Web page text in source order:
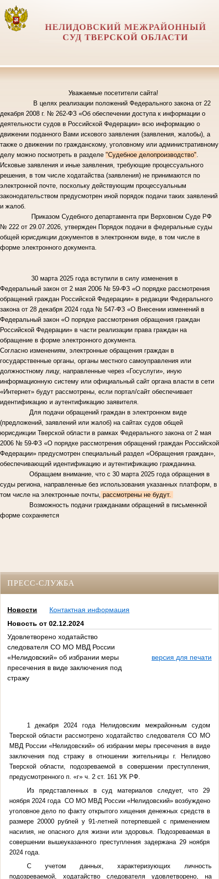
НЕЛИДОВСКИЙ МЕЖРАЙОННЫЙ
СУД ТВЕРСКОЙ ОБЛАСТИ
Уважаемые посетители сайта!
В целях реализации положений Федерального закона от 22
декабря 2008 г. № 262-ФЗ «Об обеспечении доступа к информации о
деятельности судов в Российской Федерации» всю информацию о
движении поданного Вами искового заявления (заявления, жалобы), а
также о движении по гражданскому, уголовному или административному
делу можно посмотреть в разделе "Судебное делопроизводство".
Исковые заявления и иные заявления, требующие процессуального
решения, в том числе ходатайства (заявления) не принимаются по
электронной почте, поскольку действующим процессуальным
законодательством предусмотрен иной порядок подачи таких заявлений
и жалоб.
Приказом Судебного департамента при Верховном Суде РФ
№ 222 от 29.07.2026, утвержден Порядок подачи в федеральные суды
общей юрисдикции документов в электронном виде, в том числе в
форме электронного документа.
30 марта 2025 года вступили в силу изменения в
Федеральный закон от 2 мая 2006 № 59-ФЗ «О порядке рассмотрения
обращений граждан Российской Федерации» в редакции Федерального
закона от 28 декабря 2024 года № 547-ФЗ «О Внесении изменений в
Федеральный закон «О порядке рассмотрения обращения граждан
Российской Федерации» в части реализации права граждан на
обращение в форме электронного документа.
Согласно изменениям, электронные обращения граждан в
государственные органы, органы местного самоуправления или
должностному лицу, направленные через «Госуслуги», иную
информационную систему или официальный сайт органа власти в сети
«Интернет» будут рассмотрены, если портал/сайт обеспечивает
идентификацию и аутентификацию заявителя.
Для подачи обращений граждан в электронном виде
(предложений, заявлений или жалоб) на сайтах судов общей
юрисдикции Тверской области в рамках Федерального закона от 2 мая
2006 № 59-ФЗ «О порядке рассмотрения обращений граждан Российской
Федерации» предусмотрен специальный раздел «Обращения граждан»,
обеспечивающий идентификацию и аутентификацию гражданина.
Обращаем внимание, что с 30 марта 2025 года обращения в
суды региона, направленные без использования указанных платформ, в
том числе на электронные почты, рассмотрены не будут.
Возможность подачи гражданами обращений в письменной
форме сохраняется
ПРЕСС-СЛУЖБА
Новости
Контактная информация
Новость от 02.12.2024
Удовлетворено ходатайство
следователя СО МО МВД России
«Нелидовский» об избрании меры
пресечения в виде заключения под
стражу
версия для печати
1 декабря 2024 года Нелидовским межрайонным судом
Тверской области рассмотрено ходатайство следователя СО МО
МВД России «Нелидовский» об избрании меры пресечения в виде
заключения под стражу в отношении жительницы г. Нелидово
Тверской области, подозреваемой в совершении преступления,
предусмотренного п. «г» ч. 2 ст. 161 УК РФ.
Из представленных в суд материалов следует, что 29
ноября 2024 года СО МО МВД России «Нелидовский» возбуждено
уголовное дело по факту открытого хищения денежных средств в
размере 20000 рублей у 91-летней потерпевшей с применением
насилия, не опасного для жизни или здоровья. Подозреваемая в
совершении вышеуказанного преступления задержана 29 ноября
2024 года.
С учетом данных, характеризующих личность
подозреваемой, ходатайство следователя удовлетворено, на